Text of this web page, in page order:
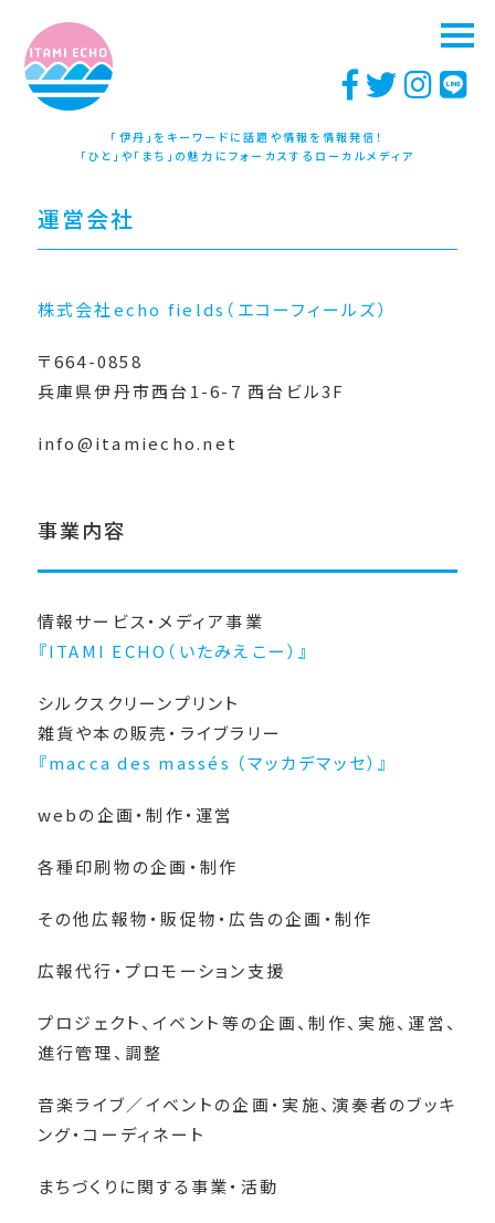
「伊丹」をキーワードに話題や情報を情報発信！
「ひと」や「まち」の魅力にフォーカスするローカルメディア
運営会社
株式会社echo fields （エコーフィールズ）
〒664-0858
兵庫県伊丹市西台1-6-7 西台ビル3F
info@itamiecho.net
事業内容
情報サービス・メディア事業
『ITAMI ECHO（いたみえこー）』
シルクスクリーンプリント
雑貨や本の販売・ライブラリー
『macca des massés （マッカデマッセ）』
webの企画・制作・運営
各種印刷物の企画・制作
その他広報物・販促物・広告の企画・制作
広報代行・プロモーション支援
プロジェクト、イベント等の企画、制作、実施、運営、
進行管理、調整
音楽ライブ／イベントの企画・実施、演奏者のブッキ
ング・コーディネート
まちづくりに関する事業・活動